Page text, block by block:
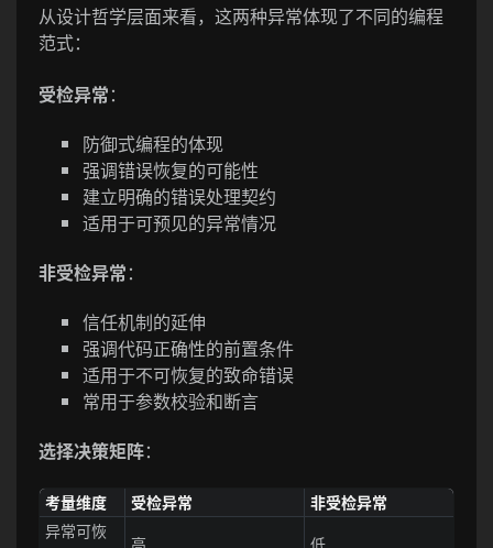
从设计哲学层面来看，这两种异常体现了不同的编程
范式：
受检异常：
防御式编程的体现
强调错误恢复的可能性
建立明确的错误处理契约
适用于可预见的异常情况
非受检异常：
信任机制的延伸
强调代码正确性的前置条件
适用于不可恢复的致命错误
常用于参数校验和断言
选择决策矩阵：
考量维度 受检异常
非受检异常
异常可恢
高
低